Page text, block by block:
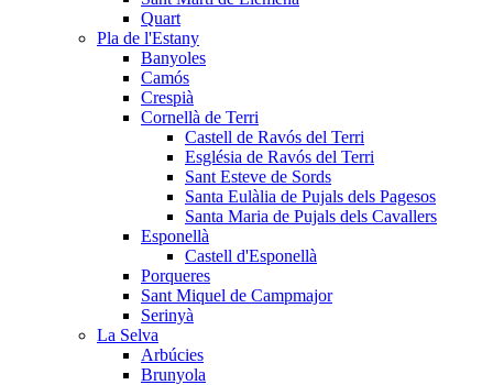
Quart
Pla de l'Estany
Banyoles
Camós
Crespià
Cornellà de Terri
Castell de Ravós del Terri
Església de Ravós del Terri
Sant Esteve de Sords
Santa Eulàlia de Pujals dels Pagesos
Santa Maria de Pujals dels Cavallers
Esponellà
Castell d'Esponellà
Porqueres
Sant Miquel de Campmajor
Serinyà
La Selva
Arbúcies
Brunyola